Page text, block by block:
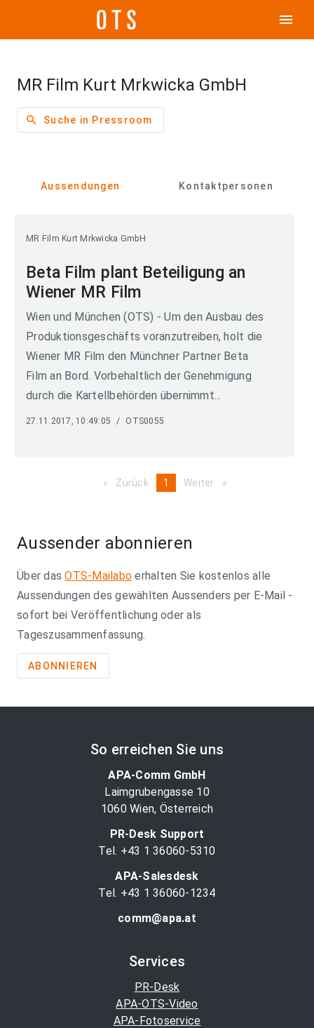
menu
MR Film Kurt Mrkwicka GmbH
search Suche in Pressroom
Aussendungen Kontaktpersonen
MR Film Kurt Mrkwicka GmbH
Beta Film plant Beteiligung an
Wiener MR Film
Wien und München (OTS) - Um den Ausbau des
Produktionsgeschäfts voranzutreiben, holt die
Wiener MR Film den Münchner Partner Beta
Film an Bord. Vorbehaltlich der Genehmigung
durch die Kartellbehörden übernimmt...
27.11.2017, 10:49:05 / OTS0055
Zurück pageYou're
1 Weiter page
Aussender abonnieren
Über dasOTS-Mailabo erhalten Sie kostenlos alle
Aussendungen des gewählten Aussenders per E-Mail -
sofort bei Veröffentlichung oder als
Tageszusammenfassung.
ABONNIEREN
So erreichen Sie uns
APA-Comm GmbH
Laimgrubengasse 10
1060 Wien, Österreich
PR-Desk Support
Tel. +43 1 36060-5310
APA-Salesdesk
Tel. +43 1 36060-1234
comm@apa.at
Services
PR-Desk
APA-OTS-Video
APA-Fotoservice